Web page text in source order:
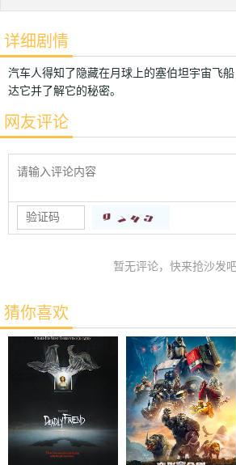
详细剧情
汽车人得知了隐藏在月球上的塞伯坦宇宙飞
达它并了解它的秘密。
网友评论
暂无评论，快来抢沙发吧
猜你喜欢